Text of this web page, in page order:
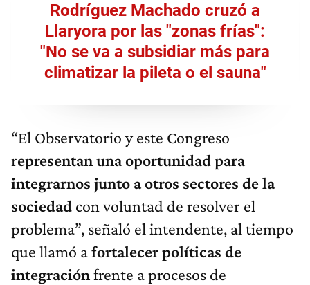
Rodríguez Machado cruzó a
Llaryora por las "zonas frías":
"No se va a subsidiar más para
climatizar la pileta o el sauna"
“El Observatorio y este Congreso
representan una oportunidad para
integrarnos junto a otros sectores de la
sociedad con voluntad de resolver el
problema”, señaló el intendente, al tiempo
que llamó afortalecer políticas de
integraciónfrente a procesos de